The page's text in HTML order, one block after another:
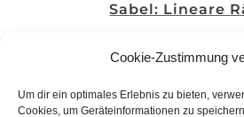
Cookie-Zustimmung
Um dir ein optimales Erlebnis zu bieten,
Cookies, um Geräteinformationen zu
Sabel: Lineare
2,00